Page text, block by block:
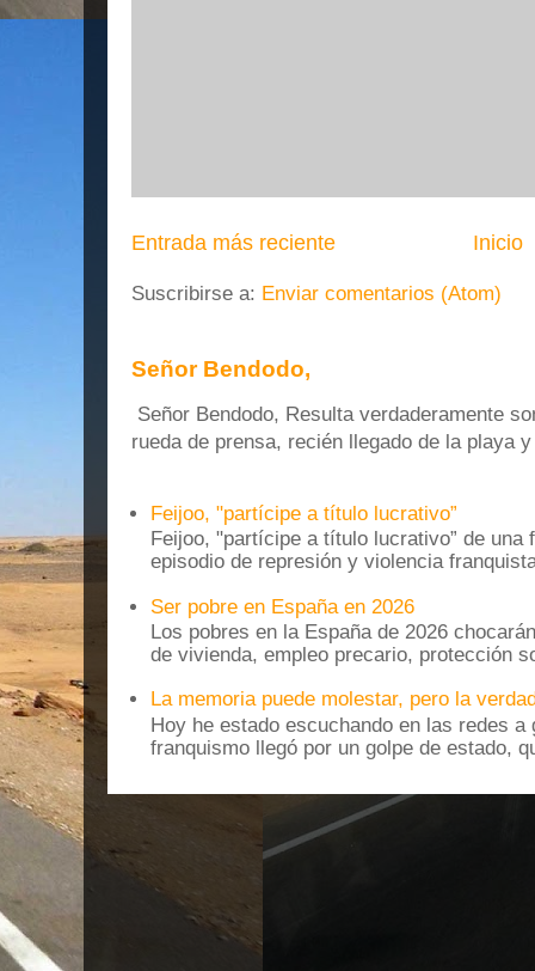
Entrada más reciente Inicio
Suscribirse a: Enviar comentarios (Atom)
Señor Bendodo,
Señor Bendodo, Resulta verdaderamente
rueda de prensa, recién llegado de la playa
Feijoo, "partícipe a título lucrativo”
Feijoo, "partícipe a título lucrativo” de una
episodio de represión y violencia
Ser pobre en España en 2026
Los pobres en la España de 2026
de vivienda, empleo precario, protección
La memoria puede molestar, pero la
Hoy he estado escuchando en las redes a
franquismo llegó por un golpe de estado,